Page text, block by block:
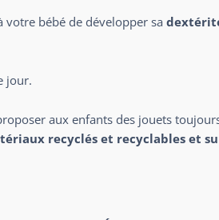
bébé de développer sa
jour.
aux enfants des jouets
recyclés et recyclables et